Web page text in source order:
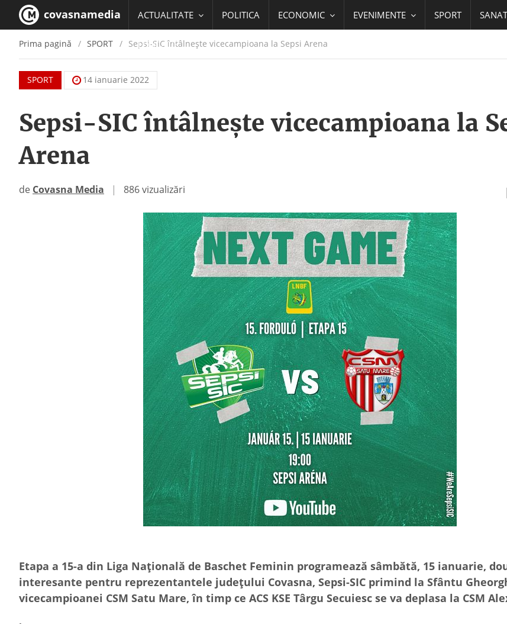
covasnamedia ACTUALITATE POLITICA ECONOMIC EVENIMENTE SPORT
EDUCATIE
Prima pagină SPORT Sepsi-SIC întâlnește vicecampioana la Sepsi Arena
SPORT 14 ianuarie 2022
Sepsi-SIC întâlnește vicecampioana la
Arena
|
de Covasna Media | 886 vizualizări
Etapa a 15-a din Liga Națională de Baschet Feminin programează sâmbătă, 15 ianuarie,
interesante pentru reprezentantele județului Covasna, Sepsi-SIC primind la Sfântu
vicecampioanei CSM Satu Mare, în timp ce ACS KSE Târgu Secuiesc se va deplasa la CSM